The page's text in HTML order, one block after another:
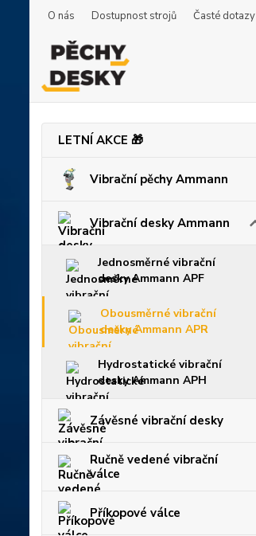
O nás Dostupnost strojů Časté dotazy
LETNÍ AKCE 🎁
Vibrační pěchy Ammann
Vibrační desky Ammann
Jednosměrné vibrační
desky Ammann APF
Obousměrné vibrační
desky Ammann APR
Hydrostatické vibrační
desky Ammann APH
Závěsné vibrační desky
Ručně vedené vibrační
válce
Příkopové válce